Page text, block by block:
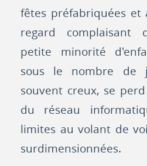
fêtes préfabriquées et
regard complaisant
petite minorité
sous le nombre de
souvent creux, se
du réseau
limites au volant de
surdimensionnées.